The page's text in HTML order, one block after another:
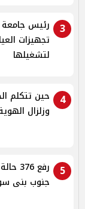
3
رئيس جامعة
تجهيزات
لتشغيلها
4
حين تتكلم
وزلزال
5
جنوب بنى